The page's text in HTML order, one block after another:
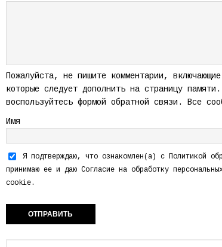
Пожалуйста, не пишите комментарии,
которые следует дополнить на страницу
воспользуйтесь формой обратной связи. Все
Имя
Я подтверждаю, что ознакомлен(а) с Политикой
принимаю ее и даю Согласие на обработку
cookie.